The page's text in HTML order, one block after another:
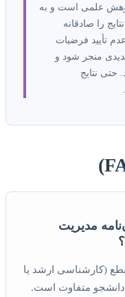
علمی است و به
را صادقانه
تأیید فرضیات
منجر شود و
نتایج
مدیریت
(کارشناسی ارشد یا
دانشجو متفاوت است.